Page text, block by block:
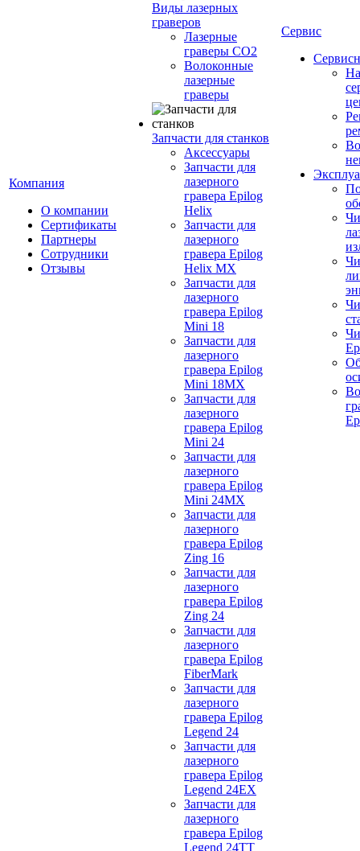
Компания
О компании
Сертификаты
Партнеры
Сотрудники
Отзывы
Виды лазерных
граверов
Лазерные
граверы СО2
Волоконные
лазерные
граверы
Запчасти для станков
Аксессуары
Запчасти для
лазерного
гравера Epilog
Helix
Запчасти для
лазерного
гравера Epilog
Helix MX
Запчасти для
лазерного
гравера Epilog
Mini 18
Запчасти для
лазерного
гравера Epilog
Mini 18MX
Запчасти для
лазерного
гравера Epilog
Mini 24
Запчасти для
лазерного
гравера Epilog
Mini 24MX
Запчасти для
лазерного
гравера Epilog
Zing 16
Запчасти для
лазерного
гравера Epilog
Zing 24
Запчасти для
лазерного
гравера Epilog
FiberMark
Запчасти для
лазерного
гравера Epilog
Legend 24
Запчасти для
лазерного
гравера Epilog
Legend 24EX
Запчасти для
лазерного
гравера Epilog
Legend 24TT
Сервис